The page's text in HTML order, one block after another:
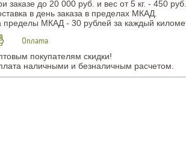
заказе до 20 000 руб. и вес от 5 кг. - 450 руб.
в день заказа в пределах МКАД.
пределы МКАД - 30 рублей за каждый
Оплата
покупателям скидки!
наличными и безналичным расчетом.